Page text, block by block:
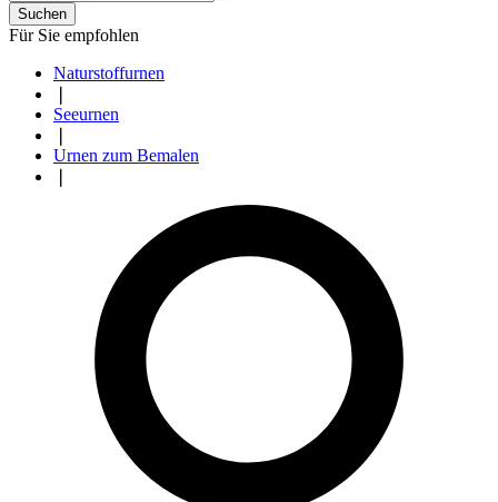
Suchen
Für Sie empfohlen
Naturstoffurnen
Seeurnen
Urnen zum Bemalen